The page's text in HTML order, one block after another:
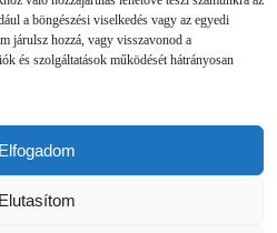
a böngészési viselkedés vagy az egyedi
járulsz hozzá, vagy visszavonod a
és szolgáltatások működését hátrányosan
Elfogadom
Elutasítom
a labdarúgást és az
is érdeklődve
edzők munkáját.
hálás vagyok,
tudok ígérni:
hangsúlyozta Nikházi